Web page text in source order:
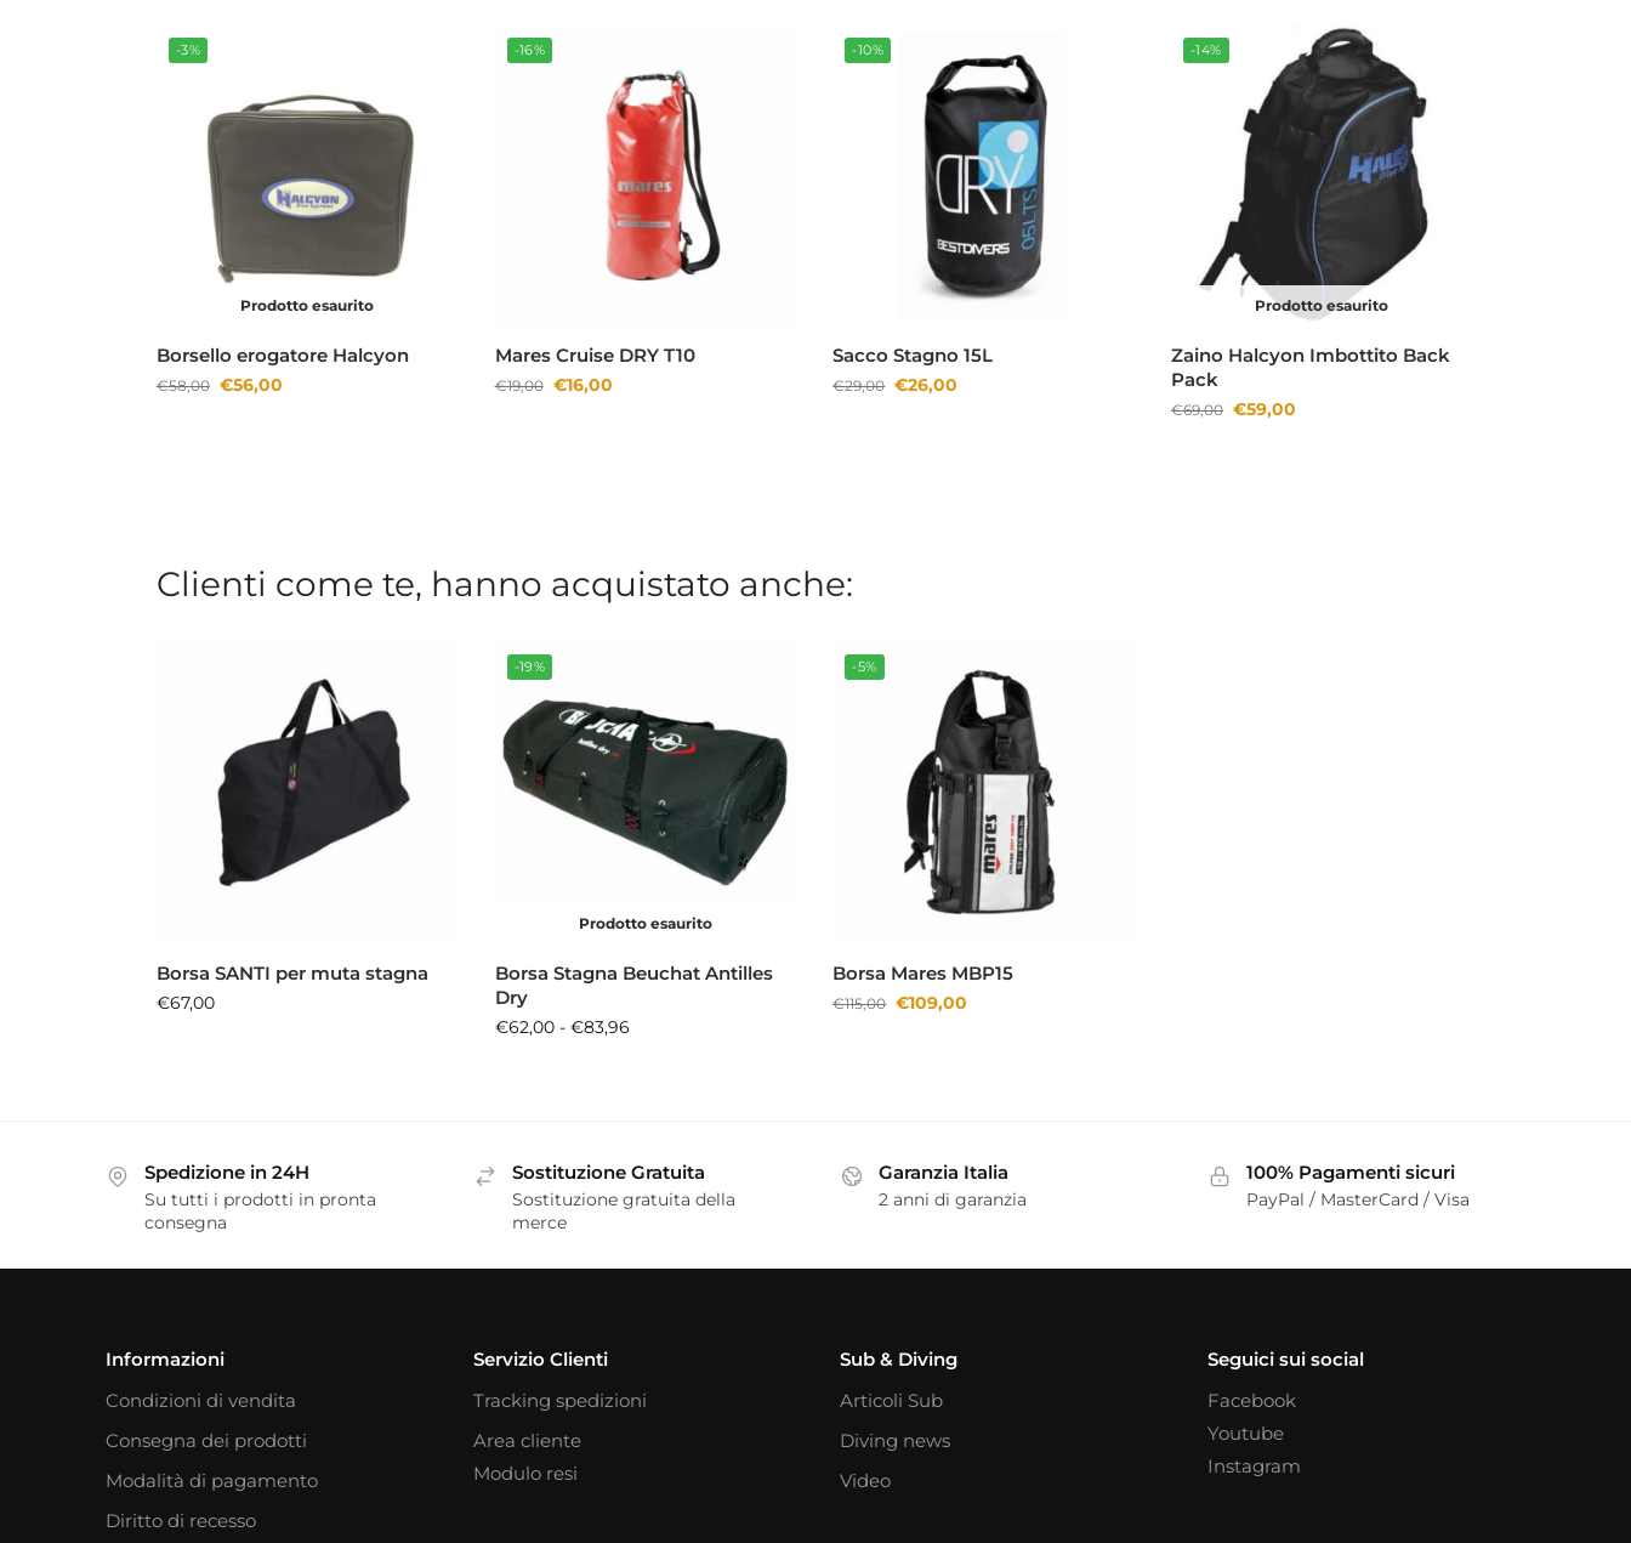
-3%
Prodotto esaurito
Borsello erogatore Halcyon
€58,00 €56,00
-16%
Mares Cruise DRY T10
€19,00 €16,00
-10%
Sacco Stagno 15L
€29,00 €26,00
-14%
Prodotto esaurito
Zaino Halcyon Imbottito Back
Pack
€69,00 €59,00
Clienti come te, hanno acquistato anche:
Borsa SANTI per muta stagna
€67,00
-19%
Prodotto esaurito
Borsa Stagna Beuchat Antilles
Dry
€62,00 - €83,96
-5%
Borsa Mares MBP15
€115,00 €109,00
Spedizione in 24H
Su tutti i prodotti in pronta
consegna
Sostituzione Gratuita
Sostituzione gratuita della
merce
Garanzia Italia
2 anni di garanzia
100% Pagamenti sicuri
PayPal / MasterCard / Visa
Informazioni
Condizioni di vendita
Consegna dei prodotti
Modalità di pagamento
Diritto di recesso
Servizio Clienti
Tracking spedizioni
Area cliente
Modulo resi
Sub & Diving
Articoli Sub
Diving news
Video
Seguici sui social
Facebook
Youtube
Instagram